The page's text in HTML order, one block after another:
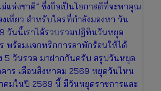
แห่งชาติ” ซึ่งถือเป็นโอกาสดีที่จะพาคุณ
ที่ยว สำหรับใครที่กำลังมองหา วัน
วันนี้เราได้รวบรวมปฏิทินวันหยุด
พร้อมแจกทริกการลาพักร้อนให้ได้
5 วันรวด มาฝากกันครับ สรุปวันหยุด
าร เดือนสิงหาคม 2569 หยุดวันไหน
คมในปี 2569 นี้ มีวันหยุดราชการและ